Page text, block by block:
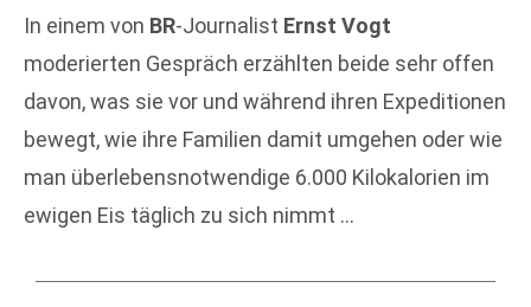
In einem von BR-Journalist Ernst Vogt
moderierten Gespräch erzählten beide sehr offen
davon, was sie vor und während ihren Expeditionen
bewegt, wie ihre Familien damit umgehen oder wie
man überlebensnotwendige 6.000 Kilokalorien im
ewigen Eis täglich zu sich nimmt …